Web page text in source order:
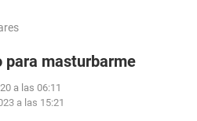
para masturbarme
a las 06:11
a las 15:21